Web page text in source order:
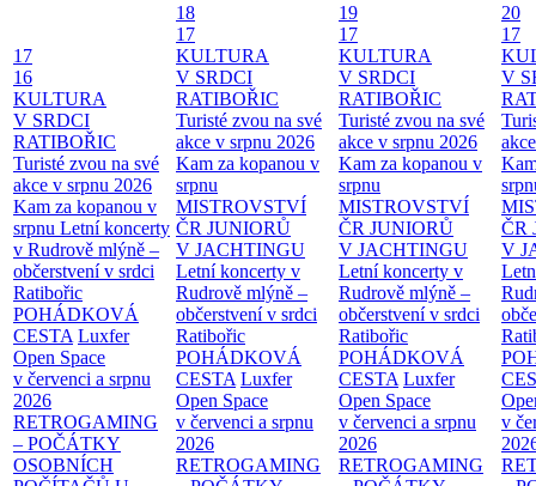
17
16
KULTURA
V SRDCI
RATIBOŘIC
Turisté zvou na své
akce v srpnu 2026
Kam za kopanou v
srpnu Letní koncerty
v Rudrově mlýně –
občerstvení v srdci
Ratibořic
POHÁDKOVÁ
CESTA Luxfer
Open Space
v červenci a srpnu
2026
RETROGAMING
– POČÁTKY
OSOBNÍCH
18
17
KULTURA
V SRDCI
RATIBOŘIC
Turisté zvou na své
akce v srpnu 2026
Kam za kopanou v
srpnu
MISTROVSTVÍ
ČR JUNIORŮ
V JACHTINGU
Letní koncerty v
Rudrově mlýně –
občerstvení v srdci
Ratibořic
POHÁDKOVÁ
CESTA Luxfer
Open Space
v červenci a srpnu
2026
RETROGAMING
19
17
KULTURA
V SRDCI
RATIBOŘIC
Turisté zvou na své
akce v srpnu 2026
Kam za kopanou v
srpnu
MISTROVSTVÍ
ČR JUNIORŮ
V JACHTINGU
Letní koncerty v
Rudrově mlýně –
občerstvení v srdci
Ratibořic
POHÁDKOVÁ
CESTA Luxfer
Open Space
v červenci a srpnu
2026
RETROGAMING
20
17
V
ČR
V
v